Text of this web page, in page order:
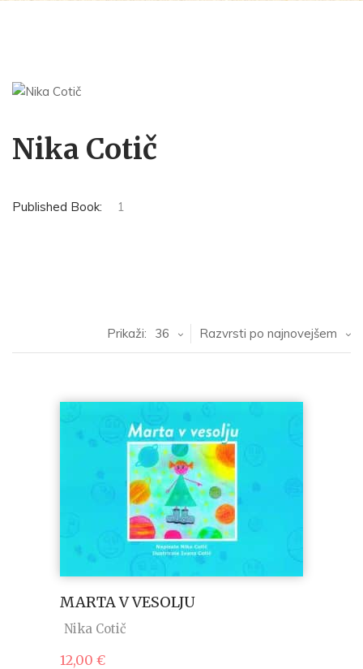
Nika Cotič
Published Book: 1
Razvrsti po najnovejšem
Prikaži: 36
MARTA V VESOLJU
Nika Cotič
12,00 €